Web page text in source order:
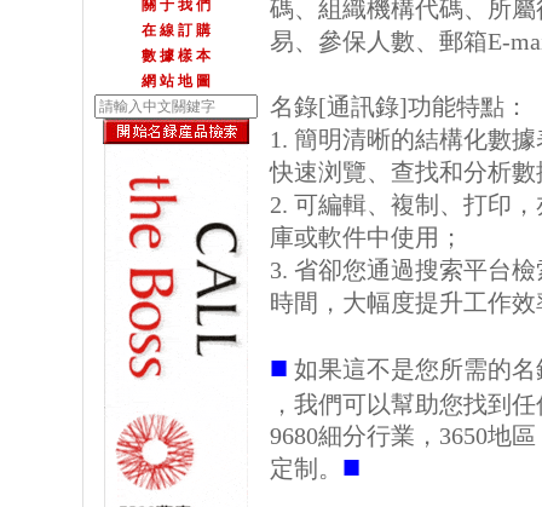
關 于 我 們
在 線 訂 購
數 據 樣 本
網 站 地 圖
碼、組織機構代碼、所
易、參保人數、郵箱E-
名錄[通訊錄]功能特點：
1. 簡明清晰的結構化數
快速浏覽、查找和分析數
2. 可編輯、複制、打印
庫或軟件中使用；
3. 省卻您通過搜索平台
時間，大幅度提升工作效
■ 如果這不是您所需的
，我們可以幫助您找到
9680細分行業，3650地
定制。 ■